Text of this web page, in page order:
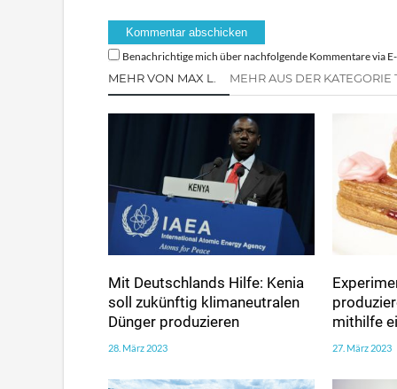
Benachrichtige mich über nachfolgende Kommentare via
MEHR VON MAX L. MEHR AUS DER KATEGORIE
Mit Deutschlands Hilfe: Kenia
soll zukünftig klimaneutralen
Dünger produzieren
28. März 2023
mithilfe
27. März 2023